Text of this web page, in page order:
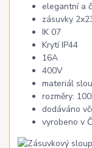
elegantní a
zásuvky
IK 07
Krytí IP44
16A
400V
materiál
rozměry:
dodáváno
vyrobeno v